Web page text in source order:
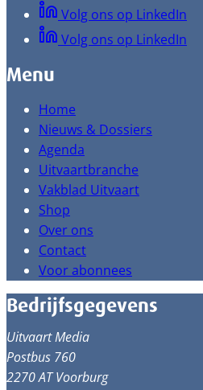
Volg ons op LinkedIn
Volg ons op LinkedIn
Menu
Home
Nieuws & Dossiers
Agenda
Uitvaartbranche
Vakblad Uitvaart
Shop
Over ons
Contact
Voor abonnees
Bedrijfsgegevens
Uitvaart Media
Postbus 760
2270 AT Voorburg